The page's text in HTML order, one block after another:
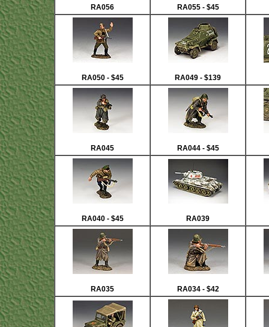
RA056 RA055 - $45
RA050 - $45 RA049 - $139
RA045 RA044 - $45
RA040 - $45 RA039
RA035 RA034 - $42